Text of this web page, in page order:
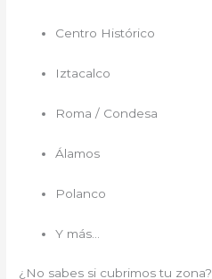
Centro Histórico
Iztacalco
Roma / Condesa
Álamos
Polanco
Y más…
¿No sabes si cubrimos tu zona?